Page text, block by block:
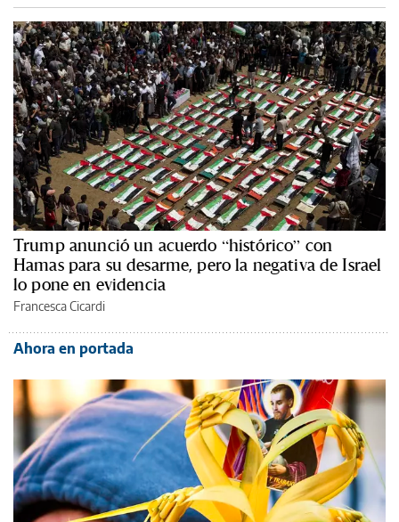
Trump anunció un acuerdo “histórico” con
Hamas para su desarme, pero la negativa de Israel
lo pone en evidencia
Francesca Cicardi
Ahora en portada